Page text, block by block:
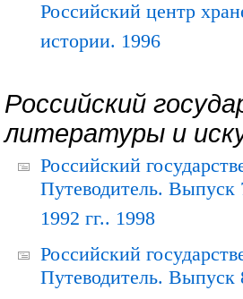
Российский центр
истории. 1996
Российский
литературы и
Российский
Путеводитель.
1992 гг.. 1998
Российский
Путеводитель. Выпуск